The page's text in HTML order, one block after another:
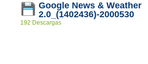
Google News & Weather
2.0_(1402436)-2000530
192 Descargas